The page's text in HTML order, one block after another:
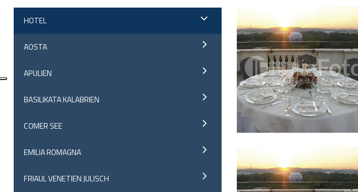
HOTEL
AOSTA
APULIEN
BASILIKATA KALABRIEN
COMER SEE
EMILIA ROMAGNA
FRIAUL VENETIEN JULISCH